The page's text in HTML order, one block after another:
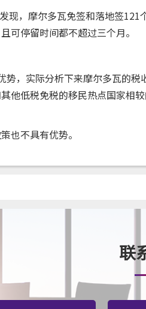
，摩尔多瓦免签和落地签121
可停留时间都不超过三个月。
，实际分析下来摩尔多瓦的税
他低税免税的移民热点国家相
不具有优势。
联